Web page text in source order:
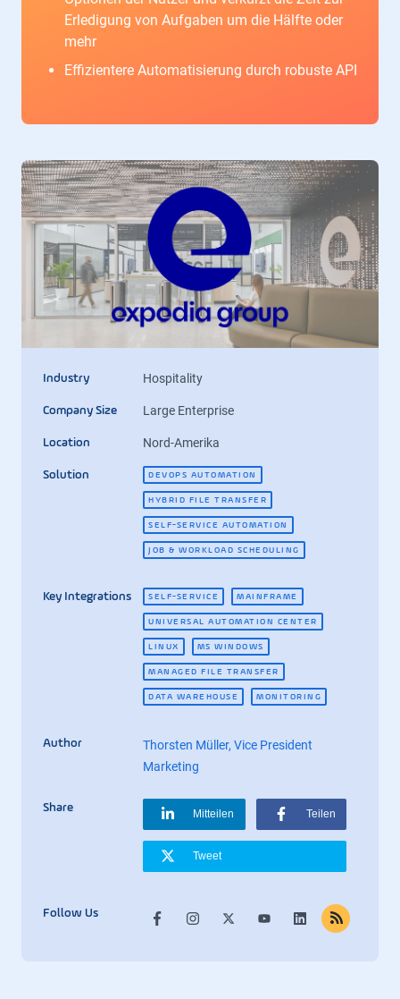
Industry Hospitality
Company Size Large Enterprise
Location Nord-Amerika
Solution DEVOPS AUTOMATION
HYBRID FILE TRANSFER
SELF-SERVICE AUTOMATION
JOB & WORKLOAD SCHEDULING
Key Integrations SELF-SERVICE MAINFRAME
UNIVERSAL AUTOMATION CENTER
LINUX MS WINDOWS
MANAGED FILE TRANSFER
DATA WAREHOUSE MONITORING
Author
Thorsten Müller, Vice President
Marketing
Share Mitteilen Teilen
Tweet
Follow Us
Erledigung von Aufgaben um die Hälfte oder
mehr
Effizientere Automatisierung durch robuste API